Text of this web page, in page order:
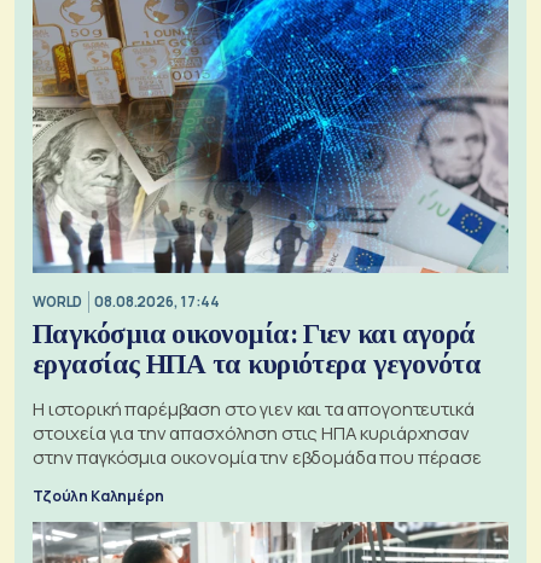
WORLD 08.08.2026, 17:44
Παγκόσμια οικονομία: Γιεν και αγορά
εργασίας ΗΠΑ τα κυριότερα γεγονότα
Η ιστορική παρέμβαση στο γιεν και τα απογοητευτικά
στοιχεία για την απασχόληση στις ΗΠΑ κυριάρχησαν
στην παγκόσμια οικονομία την εβδομάδα που πέρασε
Τζούλη Καλημέρη